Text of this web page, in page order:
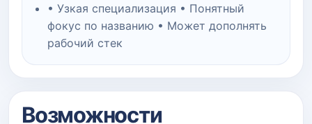
• Узкая специализация • Понятный
фокус по названию • Может дополнять
рабочий стек
Возможности